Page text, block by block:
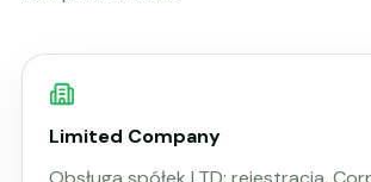
Limited Company